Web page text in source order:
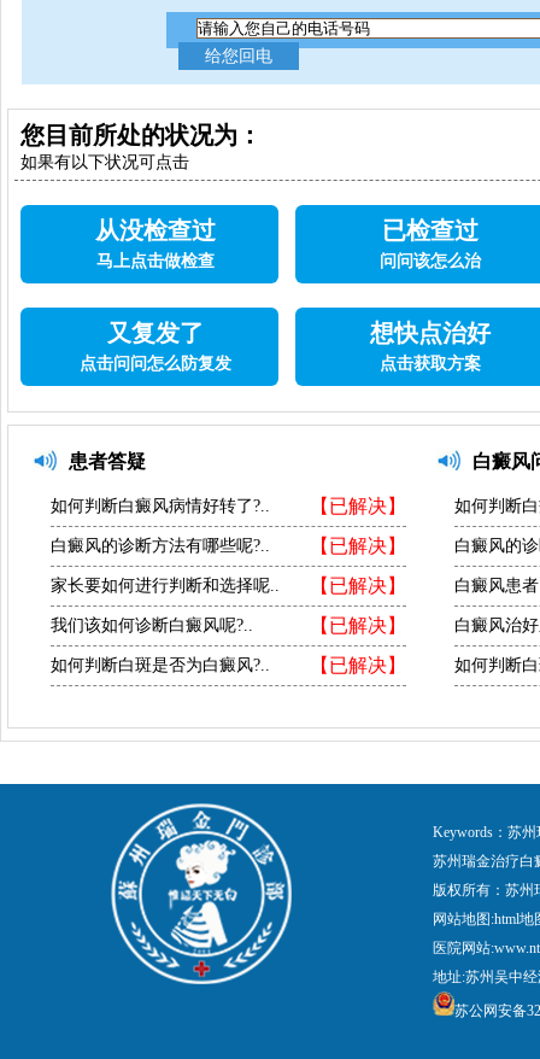
您目前所处的状况为：
如果有以下状况可点击
从没检查过
马上点击做检查
已检查过
问问该怎么治
又复发了
点击问问怎么防复发
想快点治好
点击获取方案
患者答疑
【已解决】
如何判断白癜风病情好转了?..
【已解决】
白癜风的诊断方法有哪些呢?..
【已解决】
家长要如何进行判断和选择呢..
【已解决】
我们该如何诊断白癜风呢?..
【已解决】
如何判断白斑是否为白癜风?..
白癜风
如何判断
白癜风的
白癜风患
白癜风治
如何判断
Keywords：苏
苏州瑞金治疗白
版权所有：苏
网站地图:html地
医院网站
地址:苏州吴中
苏公网安备